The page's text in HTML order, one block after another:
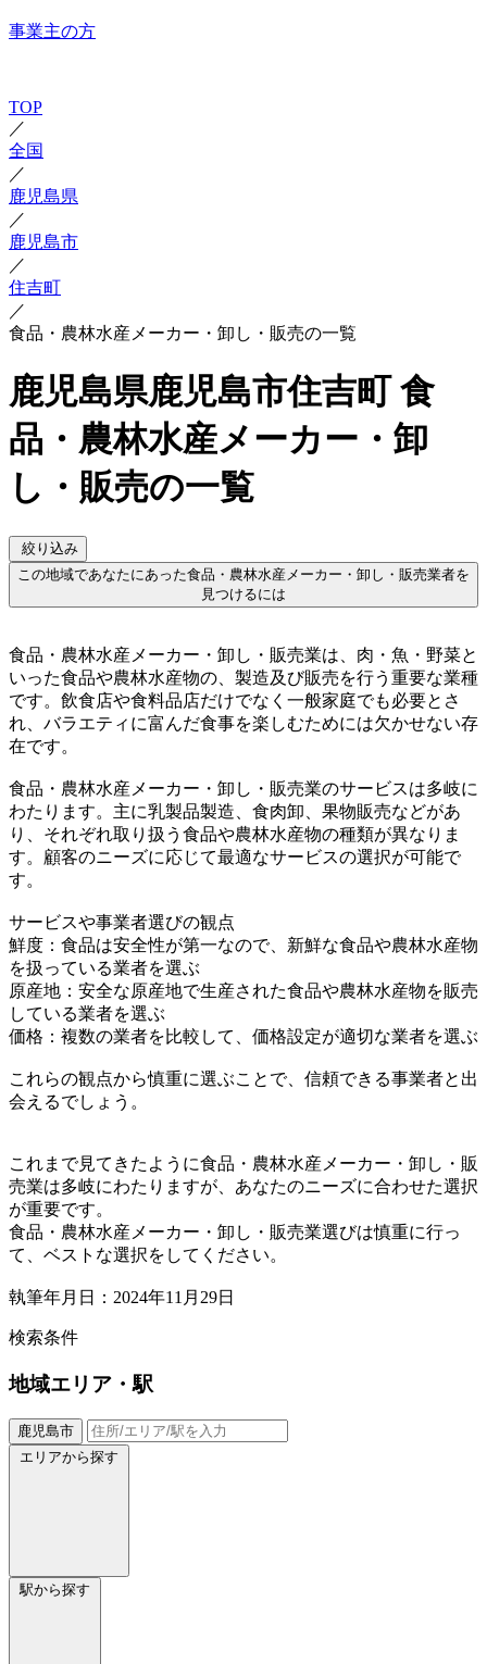
事業主の方
TOP
／
全国
／
鹿児島県
／
鹿児島市
／
住吉町
／
食品・農林水産メーカー・卸し・販売の一覧
鹿児島県鹿児島市住吉町 食
品・農林水産メーカー・卸
し・販売の一覧
絞り込み
この地域であなたにあった食品・農林水産メーカー・卸し・販売業者を
見つけるには
食品・農林水産メーカー・卸し・販売業は、肉・魚・野菜と
いった食品や農林水産物の、製造及び販売を行う重要な業種
です。飲食店や食料品店だけでなく一般家庭でも必要とさ
れ、バラエティに富んだ食事を楽しむためには欠かせない存
在です。
食品・農林水産メーカー・卸し・販売業のサービスは多岐に
わたります。主に乳製品製造、食肉卸、果物販売などがあ
り、それぞれ取り扱う食品や農林水産物の種類が異なりま
す。顧客のニーズに応じて最適なサービスの選択が可能で
す。
サービスや事業者選びの観点
鮮度：食品は安全性が第一なので、新鮮な食品や農林水産物
を扱っている業者を選ぶ
原産地：安全な原産地で生産された食品や農林水産物を販売
している業者を選ぶ
価格：複数の業者を比較して、価格設定が適切な業者を選ぶ
これらの観点から慎重に選ぶことで、信頼できる事業者と出
会えるでしょう。
これまで見てきたように食品・農林水産メーカー・卸し・販
売業は多岐にわたりますが、あなたのニーズに合わせた選択
が重要です。
食品・農林水産メーカー・卸し・販売業選びは慎重に行っ
て、ベストな選択をしてください。
執筆年月日：2024年11月29日
検索条件
地域エリア・駅
鹿児島市
エリアから探す
駅から探す